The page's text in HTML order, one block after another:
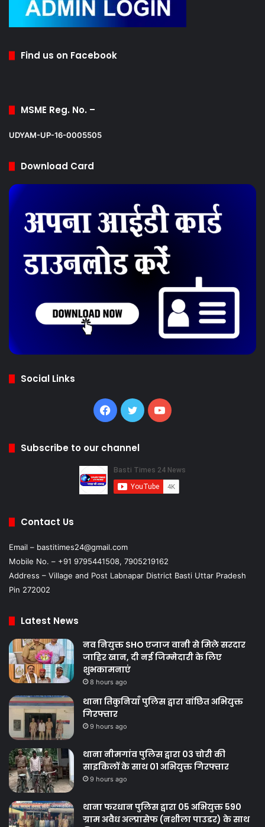
Find us on Facebook
MSME Reg. No. –
UDYAM-UP-16-0005505
Download Card
Social Links
Facebook
TwitterYouTube
Subscribe to our channel
Contact Us
Email – bastitimes24@gmail.com
Mobile No. – +91 9795441508, 7905219162
Address – Village and Post Labnapar District Basti Uttar Pradesh
Pin 272002
Latest News
नव नियुक्त SHO एजाज वानी से मिले सरदार
जाहिर खान, दी नई जिम्मेदारी के लिए
शुभकामनाएं
8 hours ago
थाना तिकुनियाँ पुलिस द्वारा वांछित अभियुक्त
गिरफ्तार
9 hours ago
थाना नीमगांव पुलिस द्वारा 03 चोरी की
साइकिलों के साथ 01 अभियुक्त गिरफ्तार
9 hours ago
थाना फरधान पुलिस द्वारा 05 अभियुक्त 590
ग्राम अवैध अल्प्रासेफ (नशीला पाउडर) के साथ